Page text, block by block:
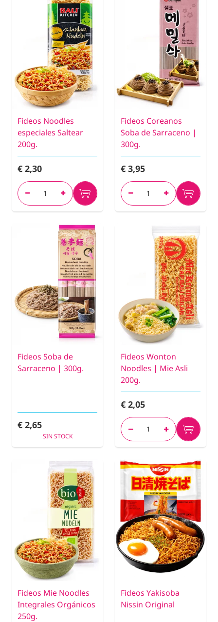
Fideos Noodles
especiales Saltear
200g.
€ 2,30
Fideos Coreanos
Soba de Sarraceno |
300g.
€ 3,95
Fideos Soba de
Sarraceno | 300g.
€ 2,65
SIN STOCK
Fideos Wonton
Noodles | Mie Asli
200g.
€ 2,05
Fideos Mie Noodles
Integrales Orgánicos
250g.
Fideos Yakisoba
Nissin Original